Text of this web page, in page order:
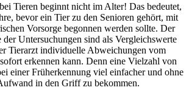
Tieren beginnt nicht im Alter! Das bedeutet,
bevor ein Tier zu den Senioren gehört, mit
Vorsorge begonnen werden sollte. Der
Untersuchungen sind als Vergleichswerte
Tierarzt individuelle Abweichungen vom
erkennen kann. Denn eine Vielzahl von
einer Früherkennung viel einfacher und ohne
in den Griff zu bekommen.